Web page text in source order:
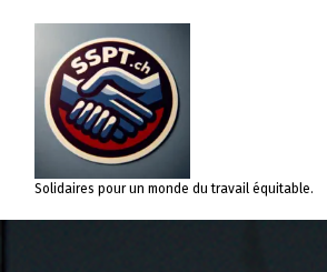
contenu
Solidaires pour un monde du travail équitable.